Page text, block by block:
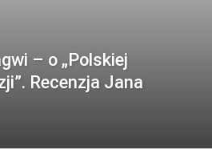
– o „Polskiej
Recenzja Jana